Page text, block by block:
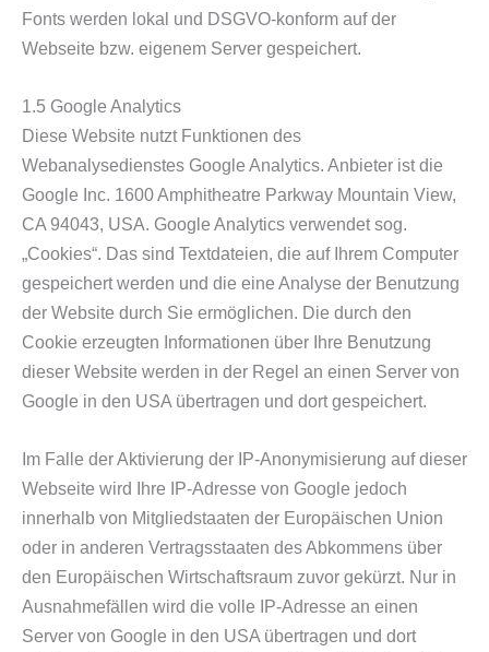
Fonts werden lokal und DSGVO-konform auf der
Webseite bzw. eigenem Server gespeichert.
1.5 Google Analytics
Diese Website nutzt Funktionen des
Webanalysedienstes Google Analytics. Anbieter ist die
Google Inc. 1600 Amphitheatre Parkway Mountain View,
CA 94043, USA. Google Analytics verwendet sog.
„Cookies“. Das sind Textdateien, die auf Ihrem Computer
gespeichert werden und die eine Analyse der Benutzung
der Website durch Sie ermöglichen. Die durch den
Cookie erzeugten Informationen über Ihre Benutzung
dieser Website werden in der Regel an einen Server von
Google in den USA übertragen und dort gespeichert.
Im Falle der Aktivierung der IP-Anonymisierung auf dieser
Webseite wird Ihre IP-Adresse von Google jedoch
innerhalb von Mitgliedstaaten der Europäischen Union
oder in anderen Vertragsstaaten des Abkommens über
den Europäischen Wirtschaftsraum zuvor gekürzt. Nur in
Ausnahmefällen wird die volle IP-Adresse an einen
Server von Google in den USA übertragen und dort